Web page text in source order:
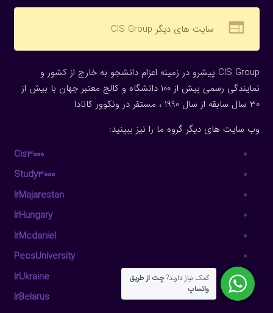
web سایت های دیگر CIS Group
CIS Group پیشرو در زمینه اعزام دانشجو به خارج از کشور و
نمایندگی رسمی بیش از 100 دانشگاه و کالج معتبر جهان با بیش از
30 سال سابقه از سال 1990 ، مستقر در ونکوور کانادا
وب سایت های دیگر گروه ما را نیز ببینید:
Cis3000
Study3000
IrMajarestan
IrHungary
IrMcdaniel
PecsUniversity
IrUkraine
IrBelarus
کمک نیاز دارید?چت از طریق
واتساپ